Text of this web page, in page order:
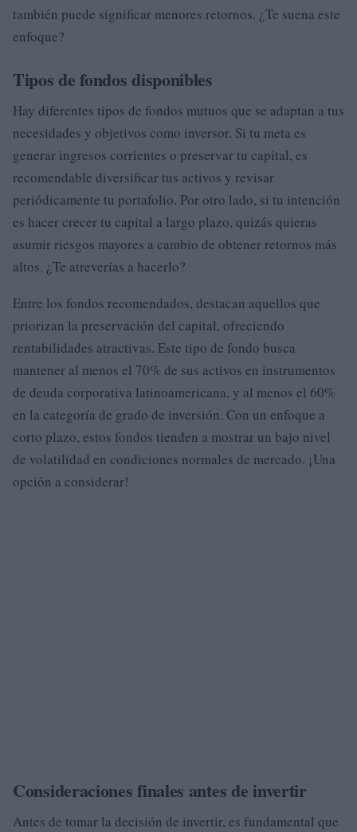
también puede significar menores retornos. ¿Te suena este
enfoque?
Tipos de fondos disponibles
Hay diferentes tipos de fondos mutuos que se adaptan a tus
necesidades y objetivos como inversor. Si tu meta es
generar ingresos corrientes o preservar tu capital, es
recomendable diversificar tus activos y revisar
periódicamente tu portafolio. Por otro lado, si tu intención
es hacer crecer tu capital a largo plazo, quizás quieras
asumir riesgos mayores a cambio de obtener retornos más
altos. ¿Te atreverías a hacerlo?
Entre los fondos recomendados, destacan aquellos que
priorizan la preservación del capital, ofreciendo
rentabilidades atractivas. Este tipo de fondo busca
mantener al menos el 70% de sus activos en instrumentos
de deuda corporativa latinoamericana, y al menos el 60%
en la categoría de grado de inversión. Con un enfoque a
corto plazo, estos fondos tienden a mostrar un bajo nivel
de volatilidad en condiciones normales de mercado. ¡Una
opción a considerar!
Consideraciones finales antes de invertir
Antes de tomar la decisión de invertir, es fundamental que